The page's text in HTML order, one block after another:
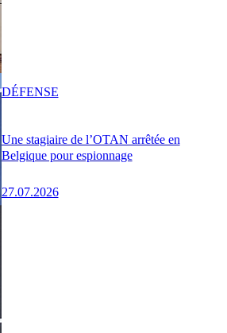
Une stagiaire de l’OTAN arrêtée en
Belgique pour espionnage
27.07.2026
DÉFENSE